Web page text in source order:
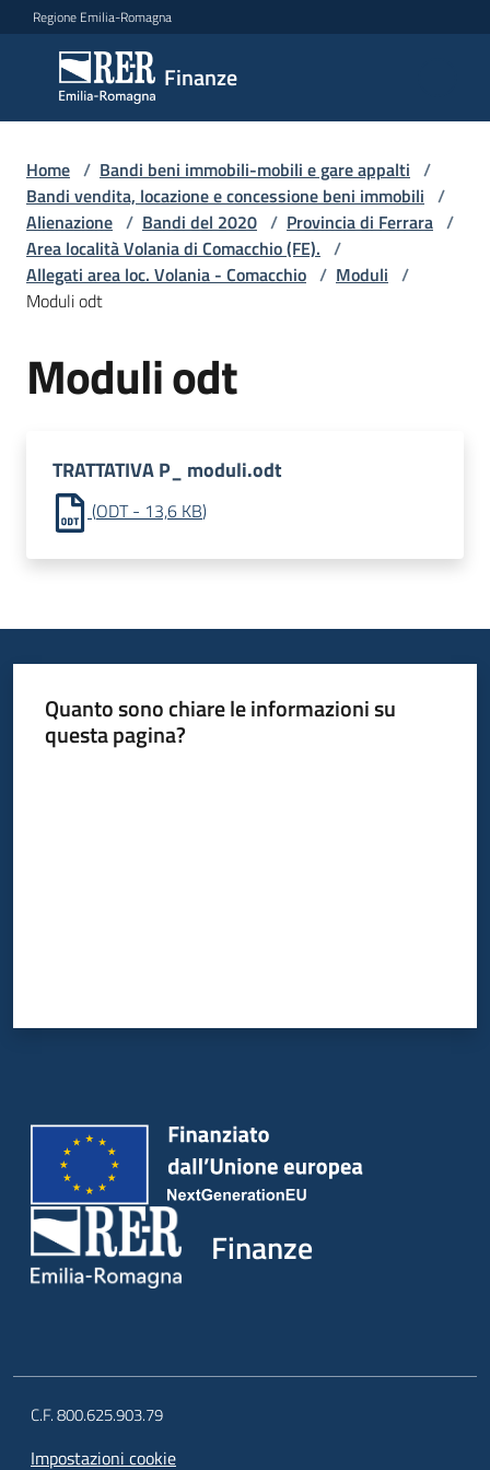
Vai al contenuto
Vai alla navigazione
Vai al footer
Regione Emilia-Romagna
Finanze
Finanze
Argomenti
Novità
Atti
Bandi
Piani
Programmi
Progetti
Home / Bandi beni immobili-mobili e gare appalti /
Bandi vendita, locazione e concessione beni immobili /
Alienazione / Bandi del 2020 / Provincia di Ferrara /
Area località Volania di Comacchio (FE). /
Allegati area loc. Volania - Comacchio / Moduli /
Moduli odt
Moduli odt
TRATTATIVA P_ moduli.odt
(ODT- 13,6 KB)
Quanto sono chiare le informazioni su
questa pagina?
Finanze
C.F. 800.625.903.79
Impostazioni cookie